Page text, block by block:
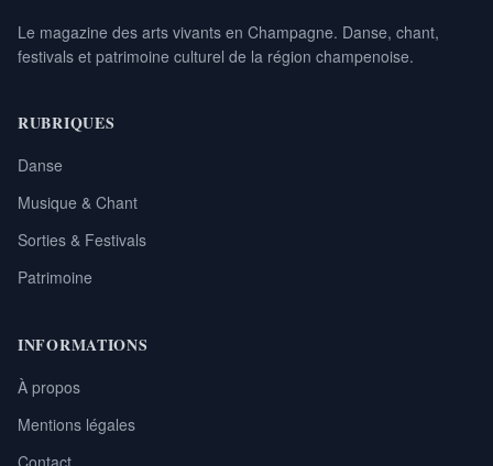
Le magazine des arts vivants en Champagne. Danse, chant,
festivals et patrimoine culturel de la région champenoise.
RUBRIQUES
Danse
Musique & Chant
Sorties & Festivals
Patrimoine
INFORMATIONS
À propos
Mentions légales
Contact